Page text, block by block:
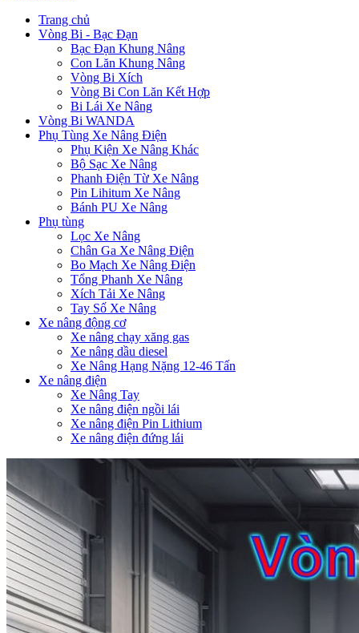
Trang chủ
Vòng Bi - Bạc Đạn
Bạc Đạn Khung Nâng
Con Lăn Khung Nâng
Vòng Bi Xích
Vòng Bi Con Lăn Kết Hợp
Bi Lái Xe Nâng
Vòng Bi WANDA
Phụ Tùng Xe Nâng Điện
Phụ Kiện Xe Nâng Khác
Bộ Sạc Xe Nâng
Phanh Điện Từ Xe Nâng
Pin Lihitum Xe Nâng
Bánh PU Xe Nâng
Phụ tùng
Lọc Xe Nâng
Chân Ga Xe Nâng Điện
Bo Mạch Xe Nâng Điện
Tổng Phanh Xe Nâng
Xích Tải Xe Nâng
Tay Số Xe Nâng
Xe nâng động cơ
Xe nâng chạy xăng gas
Xe nâng dầu diesel
Xe Nâng Hạng Nặng 12-46 Tấn
Xe nâng điện
Xe Nâng Tay
Xe nâng điện ngồi lái
Xe nâng điện Pin Lithium
Xe nâng điện đứng lái